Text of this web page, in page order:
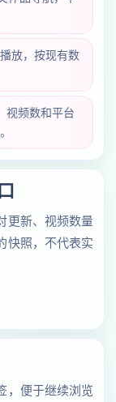
放，按现有数
视频数和平台
更新、视频数量
快照，不代表实
，便于继续浏览